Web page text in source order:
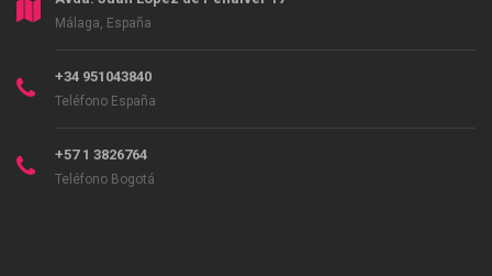
Málaga, España
+34 951043840
Teléfono España
+57 1 3826764
Teléfono Bogotá